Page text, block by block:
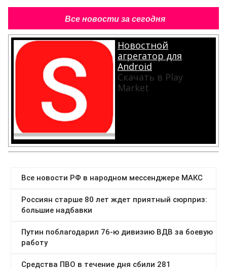
Все новости за сегодня
Новостной
агрегатор для
Android
Скачать в Play
Market